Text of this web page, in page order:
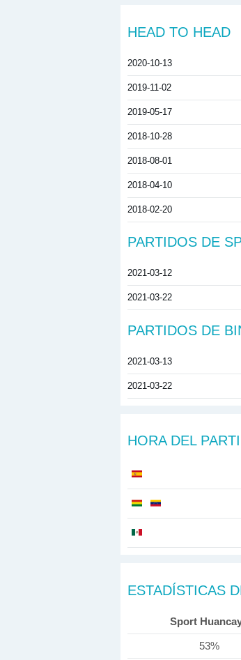
HEAD TO HEAD
2020-10-13
2019-11-02
2019-05-17
2018-10-28
2018-08-01
2018-04-10
2018-02-20
PARTIDOS DE
2021-03-12
2021-03-22
PARTIDOS DE
2021-03-13
2021-03-22
HORA DEL
ESTADÍSTICAS
Sport
53%